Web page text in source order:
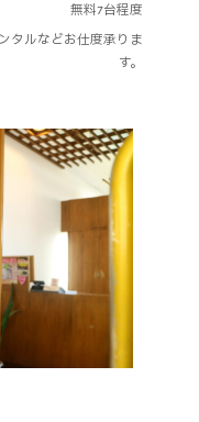
無料7台程度
タルなどお仕度承りま
す。